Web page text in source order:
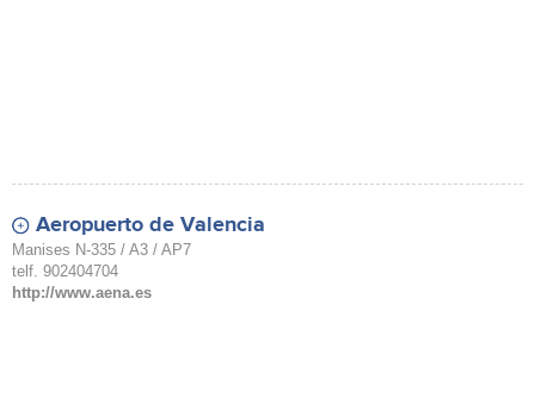
Aeropuerto de Valencia
Manises N-335 / A3 / AP7
telf. 902404704
http://www.aena.es